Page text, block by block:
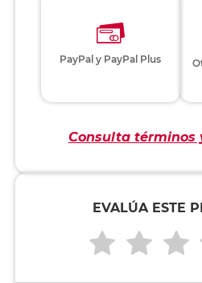
PayPal y PayPal Plus
Consulta términos
EVALÚA ESTE